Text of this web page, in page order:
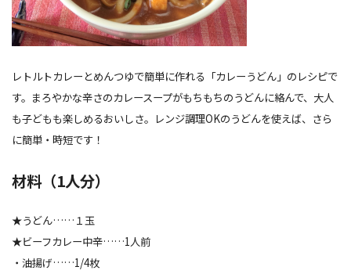
レトルトカレーとめんつゆで簡単に作れる「カレーうどん」のレシピで
す。まろやかな辛さのカレースープがもちもちのうどんに絡んで、大人
も子どもも楽しめるおいしさ。レンジ調理OKのうどんを使えば、さら
に簡単・時短です！
材料（1人分）
★うどん……１玉
★ビーフカレー中辛……1人前
・油揚げ……1/4枚